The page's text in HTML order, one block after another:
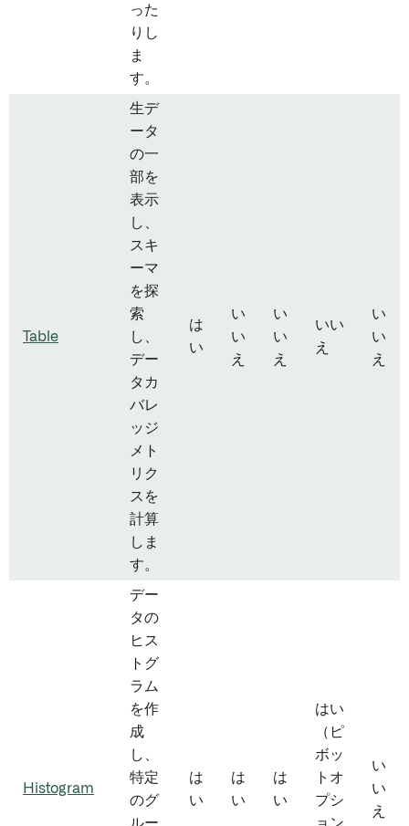
った
りし
ま
す。
Table
生デ
ータ
の一
部を
表示
し、
スキ
ーマ
を探
索
し、
デー
タカ
バレ
ッジ
メト
リク
スを
計算
しま
す。
は
い
い
い
え
い
い
え
いい
え
い
い
え
Histogram
デー
タの
ヒス
トグ
ラム
を作
成
し、
特定
のグ
は
い
は
い
は
い
はい
（ピ
ボッ
トオ
プシ
い
い
え